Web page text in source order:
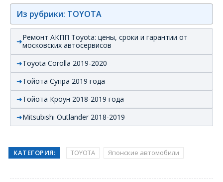
Из рубрики: TOYOTA
Ремонт АКПП Toyota: цены, сроки и гарантии от
московских автосервисов
Toyota Corolla 2019-2020
Тойота Супра 2019 года
Тойота Кроун 2018-2019 года
Mitsubishi Outlander 2018-2019
КАТЕГОРИЯ: TOYOTA Японские автомобили